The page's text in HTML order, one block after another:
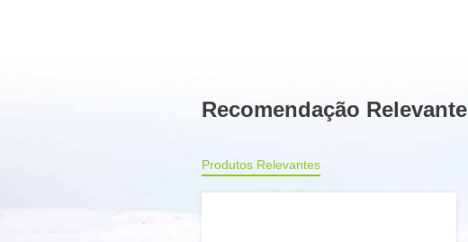
Recomendação Relevante
Produtos Relevantes